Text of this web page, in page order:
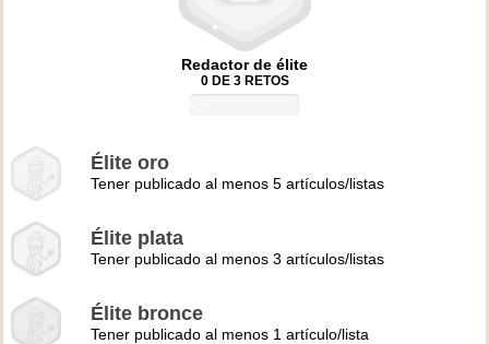
Redactor de élite
0 DE 3 RETOS
Élite oro
Tener publicado al menos 5 artículos/listas
Élite plata
Tener publicado al menos 3 artículos/listas
Élite bronce
Tener publicado al menos 1 artículo/lista